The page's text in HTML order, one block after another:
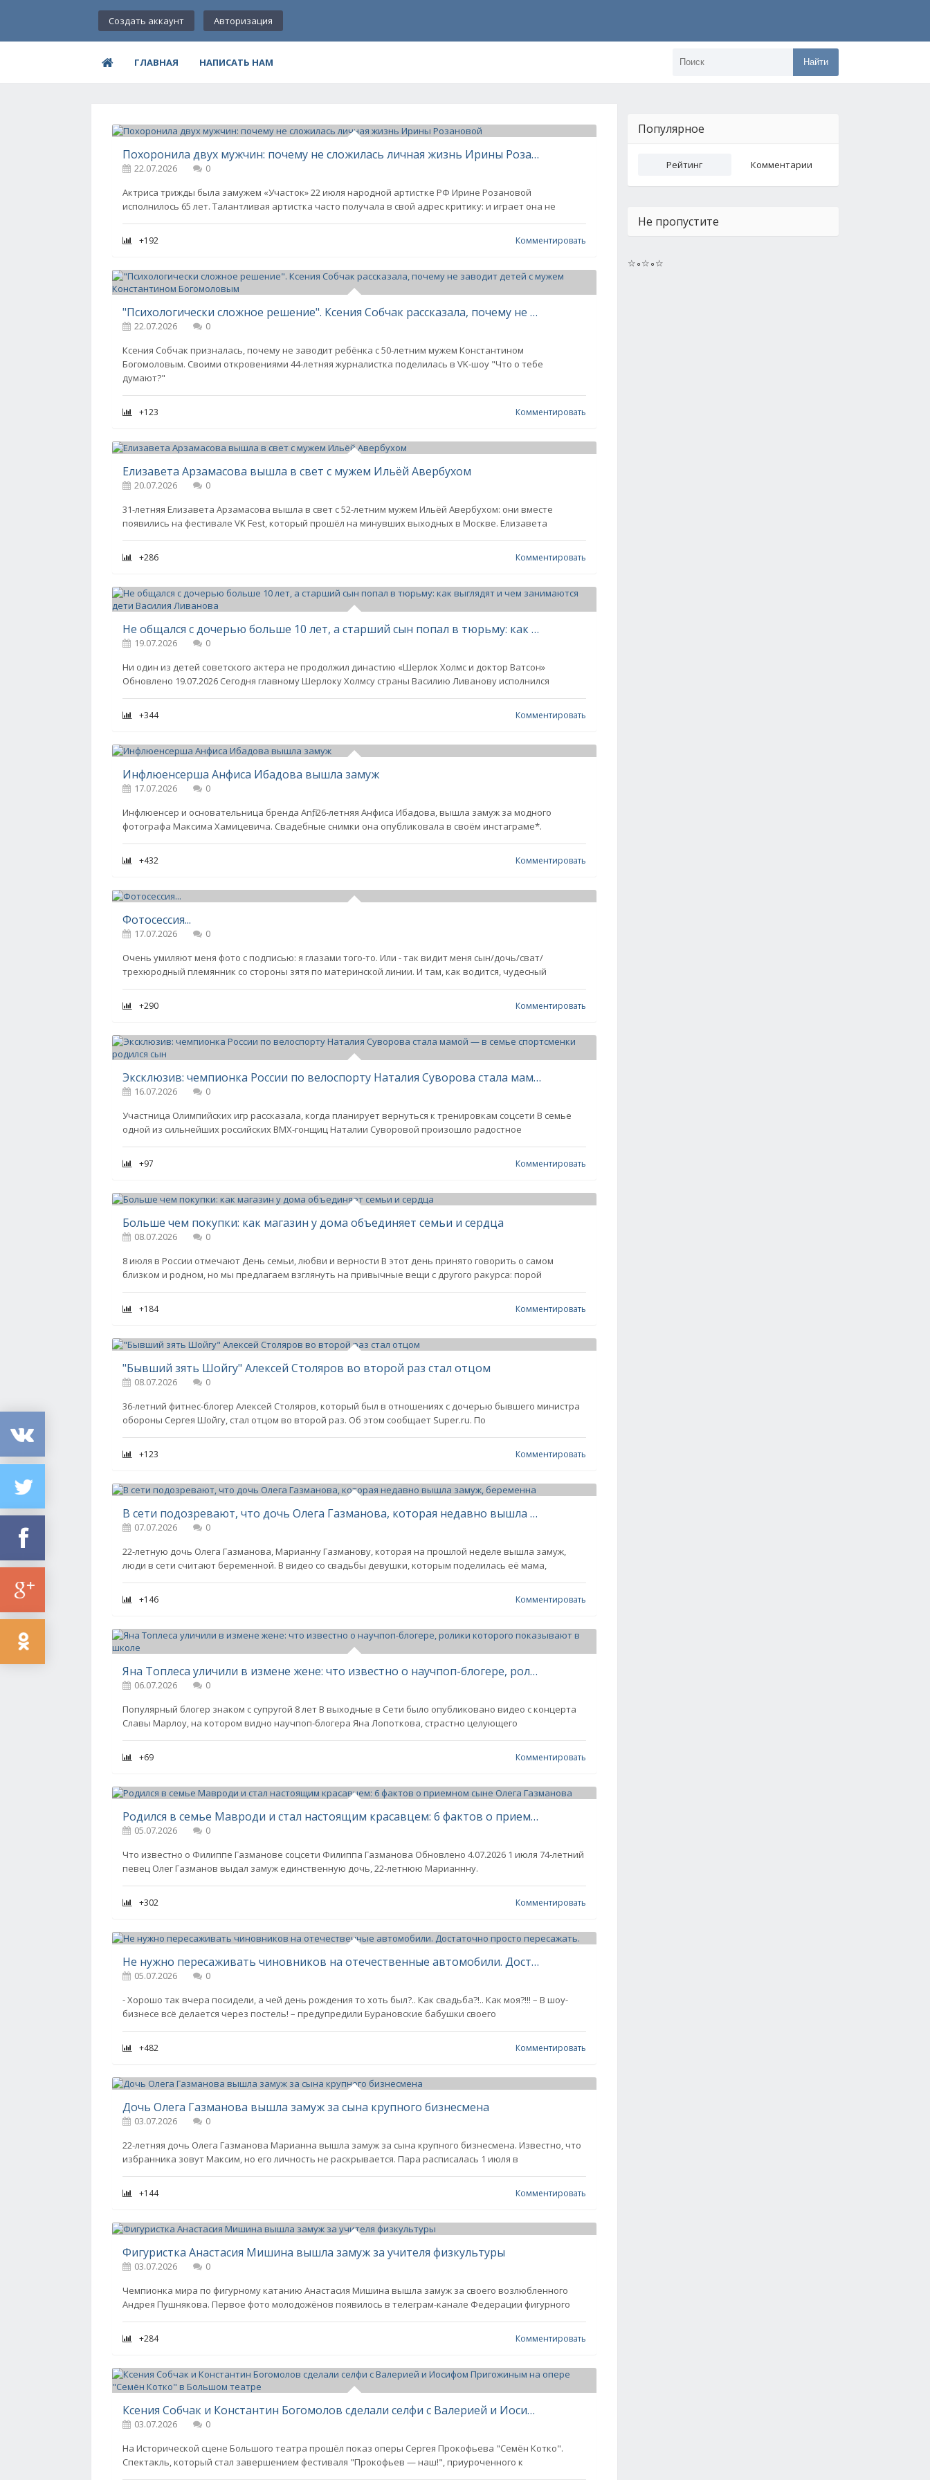
Создать аккаунт Авторизация
ГЛАВНАЯ НАПИСАТЬ НАМ Найти
Похоронила двух мужчин: почему не сложилась личная жизнь Ирины Розановой
22.07.2026
0
Актриса трижды была замужем «Участок» 22 июля народной артистке РФ Ирине Розановой
исполнилось 65 лет. Талантливая артистка часто получала в свой адрес критику: и играет она не
+192 Комментировать
"Психологически сложное решение". Ксения Собчак рассказала, почему не заводит детей с мужем Константином Богомоловым
22.07.2026
0
Ксения Собчак призналась, почему не заводит ребёнка с 50-летним мужем Константином
Богомоловым. Своими откровениями 44-летняя журналистка поделилась в VK-шоу "Что о тебе
думают?"
+123 Комментировать
Елизавета Арзамасова вышла в свет с мужем Ильёй Авербухом
20.07.2026
0
31-летняя Елизавета Арзамасова вышла в свет с 52-летним мужем Ильёй Авербухом: они вместе
появились на фестивале VK Fest, который прошёл на минувших выходных в Москве. Елизавета
+286 Комментировать
Не общался с дочерью больше 10 лет, а старший сын попал в тюрьму: как выглядят и чем занимаются дети Василия Ливанова
19.07.2026
0
Ни один из детей советского актера не продолжил династию «Шерлок Холмс и доктор Ватсон»
Обновлено 19.07.2026 Сегодня главному Шерлоку Холмсу страны Василию Ливанову исполнился
+344 Комментировать
Инфлюенсерша Анфиса Ибадова вышла замуж
17.07.2026
0
Инфлюенсер и основательница бренда Anfi, 26-летняя Анфиса Ибадова, вышла замуж за модного
фотографа Максима Хамицевича. Свадебные снимки она опубликовала в своём инстаграме*.
+432 Комментировать
Фотосессия...
17.07.2026
0
Очень умиляют меня фото с подписью: я глазами того-то. Или - так видит меня сын/дочь/сват/
трехюродный племянник со стороны зятя по материнской линии. И там, как водится, чудесный
+290 Комментировать
Эксклюзив: чемпионка России по велоспорту Наталия Суворова стала мамой — в семье спортсменки родился сын
16.07.2026
0
Участница Олимпийских игр рассказала, когда планирует вернуться к тренировкам соцсети В семье
одной из сильнейших российских BMX-гонщиц Наталии Суворовой произошло радостное
+97 Комментировать
Больше чем покупки: как магазин у дома объединяет семьи и сердца
08.07.2026
0
8 июля в России отмечают День семьи, любви и верности В этот день принято говорить о самом
близком и родном, но мы предлагаем взглянуть на привычные вещи с другого ракурса: порой
+184 Комментировать
"Бывший зять Шойгу" Алексей Столяров во второй раз стал отцом
08.07.2026
0
36-летний фитнес-блогер Алексей Столяров, который был в отношениях с дочерью бывшего министра
обороны Сергея Шойгу, стал отцом во второй раз. Об этом сообщает Super.ru. По
+123 Комментировать
В сети подозревают, что дочь Олега Газманова, которая недавно вышла замуж, беременна
07.07.2026
0
22-летную дочь Олега Газманова, Марианну Газманову, которая на прошлой неделе вышла замуж,
люди в сети считают беременной. В видео со свадьбы девушки, которым поделилась её мама,
+146 Комментировать
Яна Топлеса уличили в измене жене: что известно о научпоп-блогере, ролики которого показывают в школе
06.07.2026
0
Популярный блогер знаком с супругой 8 лет В выходные в Сети было опубликовано видео с концерта
Славы Марлоу, на котором видно научпоп-блогера Яна Лопоткова, страстно целующего
+69 Комментировать
Родился в семье Мавроди и стал настоящим красавцем: 6 фактов о приемном сыне Олега Газманова
05.07.2026
0
Что известно о Филиппе Газманове соцсети Филиппа Газманова Обновлено 4.07.2026 1 июля 74-летний
певец Олег Газманов выдал замуж единственную дочь, 22-летнюю Марианнну.
+302 Комментировать
Не нужно пересаживать чиновников на отечественные автомобили. Достаточно просто пересажать.
05.07.2026
0
- Хорошо так вчера посидели, а чей день рождения то хоть был?.. Как свадьба?!.. Как моя?!!! – В шоу-
бизнесе всё делается через постель! – предупредили Бурановские бабушки своего
+482 Комментировать
Дочь Олега Газманова вышла замуж за сына крупного бизнесмена
03.07.2026
0
22-летняя дочь Олега Газманова Марианна вышла замуж за сына крупного бизнесмена. Известно, что
избранника зовут Максим, но его личность не раскрывается. Пара расписалась 1 июля в
+144 Комментировать
Фигуристка Анастасия Мишина вышла замуж за учителя физкультуры
03.07.2026
0
Чемпионка мира по фигурному катанию Анастасия Мишина вышла замуж за своего возлюбленного
Андрея Пушнякова. Первое фото молодожёнов появилось в телеграм-канале Федерации фигурного
+284 Комментировать
Ксения Собчак и Константин Богомолов сделали селфи с Валерией и Иосифом Пригожиным на опере "Семён Котко" в Большом театре
03.07.2026
0
На Исторической сцене Большого театра прошёл показ оперы Сергея Прокофьева "Семён Котко".
Спектакль, который стал завершением фестиваля "Прокофьев — наш!", приуроченного к
Популярное
Рейтинг Комментарии
Не пропустите
☆∘☆∘☆